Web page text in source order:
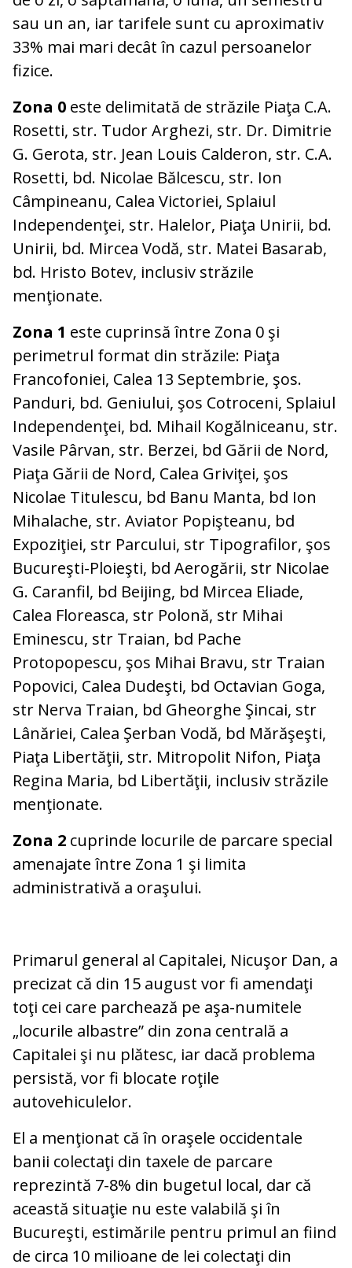
sau un an, iar tarifele sunt cu aproximativ
33% mai mari decât în cazul persoanelor
fizice.
Zona 0 este delimitată de străzile Piaţa C.A.
Rosetti, str. Tudor Arghezi, str. Dr. Dimitrie
G. Gerota, str. Jean Louis Calderon, str. C.A.
Rosetti, bd. Nicolae Bălcescu, str. Ion
Câmpineanu, Calea Victoriei, Splaiul
Independenţei, str. Halelor, Piaţa Unirii, bd.
Unirii, bd. Mircea Vodă, str. Matei Basarab,
bd. Hristo Botev, inclusiv străzile
menţionate.
Zona 1 este cuprinsă între Zona 0 şi
perimetrul format din străzile: Piaţa
Francofoniei, Calea 13 Septembrie, şos.
Panduri, bd. Geniului, şos Cotroceni, Splaiul
Independenţei, bd. Mihail Kogălniceanu, str.
Vasile Pârvan, str. Berzei, bd Gării de Nord,
Piaţa Gării de Nord, Calea Griviţei, şos
Nicolae Titulescu, bd Banu Manta, bd Ion
Mihalache, str. Aviator Popişteanu, bd
Expoziţiei, str Parcului, str Tipografilor, şos
Bucureşti-Ploieşti, bd Aerogării, str Nicolae
G. Caranfil, bd Beijing, bd Mircea Eliade,
Calea Floreasca, str Polonă, str Mihai
Eminescu, str Traian, bd Pache
Protopopescu, şos Mihai Bravu, str Traian
Popovici, Calea Dudeşti, bd Octavian Goga,
str Nerva Traian, bd Gheorghe Şincai, str
Lânăriei, Calea Şerban Vodă, bd Mărăşeşti,
Piaţa Libertăţii, str. Mitropolit Nifon, Piaţa
Regina Maria, bd Libertăţii, inclusiv străzile
menţionate.
Zona 2 cuprinde locurile de parcare special
amenajate între Zona 1 şi limita
administrativă a oraşului.
Primarul general al Capitalei, Nicuşor Dan, a
precizat că din 15 august vor fi amendaţi
toţi cei care parchează pe aşa-numitele
„locurile albastre” din zona centrală a
Capitalei şi nu plătesc, iar dacă problema
persistă, vor fi blocate roţile
autovehiculelor.
El a menţionat că în oraşele occidentale
banii colectaţi din taxele de parcare
reprezintă 7-8% din bugetul local, dar că
această situaţie nu este valabilă şi în
Bucureşti, estimările pentru primul an fiind
de circa 10 milioane de lei colectaţi din